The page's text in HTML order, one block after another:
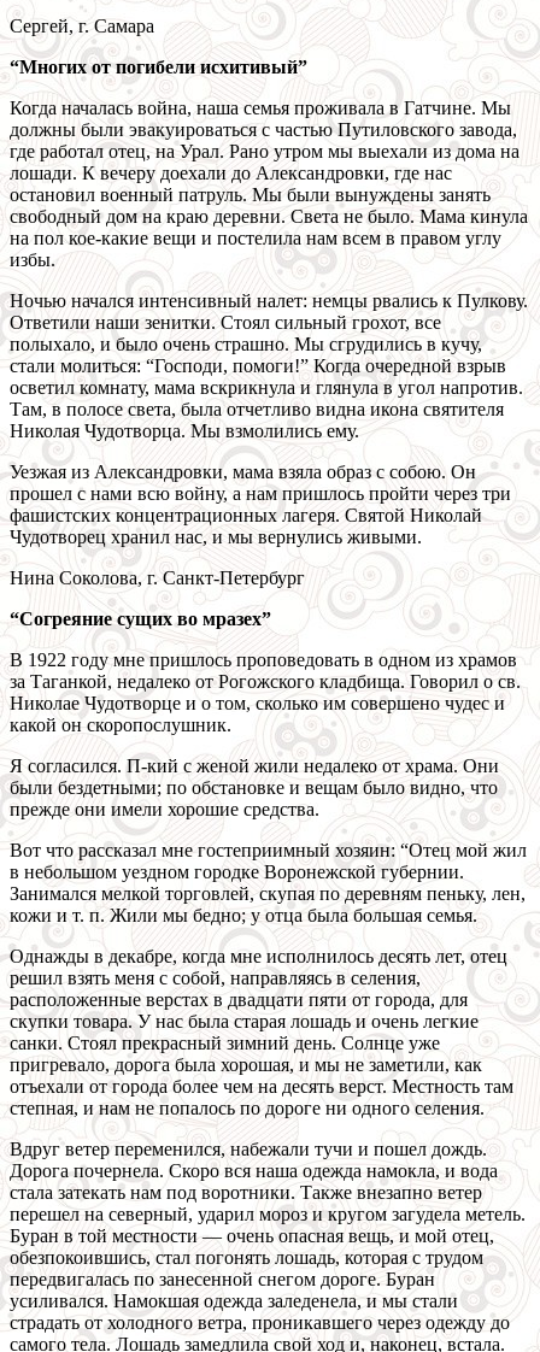
Сергей, г. Самара
“Многих от погибели исхитивый”
Когда началась война, наша семья проживала в Гатчине. Мы
должны были эвакуироваться с частью Путиловского завода,
где работал отец, на Урал. Рано утром мы выехали из дома на
лошади. К вечеру доехали до Александровки, где нас
остановил военный патруль. Мы были вынуждены занять
свободный дом на краю деревни. Света не было. Мама кинула
на пол кое-какие вещи и постелила нам всем в правом углу
избы.
Ночью начался интенсивный налет: немцы рвались к Пулкову.
Ответили наши зенитки. Стоял сильный грохот, все
полыхало, и было очень страшно. Мы сгрудились в кучу,
стали молиться: “Господи, помоги!” Когда очередной взрыв
осветил комнату, мама вскрикнула и глянула в угол напротив.
Там, в полосе света, была отчетливо видна икона святителя
Николая Чудотворца. Мы взмолились ему.
Уезжая из Александровки, мама взяла образ с собою. Он
прошел с нами всю войну, а нам пришлось пройти через три
фашистских концентрационных лагеря. Святой Николай
Чудотворец хранил нас, и мы вернулись живыми.
Нина Соколова, г. Санкт-Петербург
“Согреяние сущих во мразех”
В 1922 году мне пришлось проповедовать в одном из храмов
за Таганкой, недалеко от Рогожского кладбища. Говорил о св.
Николае Чудотворце и о том, сколько им совершено чудес и
какой он скоропослушник.
Я согласился. П-кий с женой жили недалеко от храма. Они
были бездетными; по обстановке и вещам было видно, что
прежде они имели хорошие средства.
Вот что рассказал мне гостеприимный хозяин: “Отец мой жил
в небольшом уездном городке Воронежской губернии.
Занимался мелкой торговлей, скупая по деревням пеньку, лен,
кожи и т. п. Жили мы бедно; у отца была большая семья.
Однажды в декабре, когда мне исполнилось десять лет, отец
решил взять меня с собой, направляясь в селения,
расположенные верстах в двадцати пяти от города, для
скупки товара. У нас была старая лошадь и очень легкие
санки. Стоял прекрасный зимний день. Солнце уже
пригревало, дорога была хорошая, и мы не заметили, как
отъехали от города более чем на десять верст. Местность там
степная, и нам не попалось по дороге ни одного селения.
Вдруг ветер переменился, набежали тучи и пошел дождь.
Дорога почернела. Скоро вся наша одежда намокла, и вода
стала затекать нам под воротники. Также внезапно ветер
перешел на северный, ударил мороз и кругом загудела метель.
Буран в той местности — очень опасная вещь, и мой отец,
обезпокоившись, стал погонять лошадь, которая с трудом
передвигалась по занесенной снегом дороге. Буран
усиливался. Намокшая одежда заледенела, и мы стали
страдать от холодного ветра, проникавшего через одежду до
самого тела. Лошадь замедлила свой ход и, наконец, встала.